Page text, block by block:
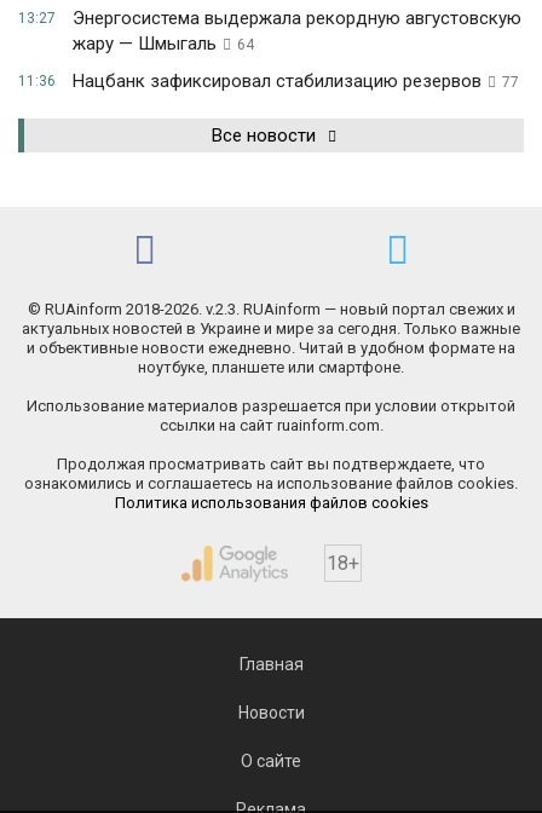
13:27
Энергосистема выдержала рекордную августовскую
жару — Шмыгаль
64
11:36 Нацбанк зафиксировал стабилизацию резервов 77
Все новости
© RUAinform 2018-2026. v.2.3. RUAinform — новый портал свежих и
актуальных новостей в Украине и мире за сегодня. Только важные
и объективные новости ежедневно. Читай в удобном формате на
ноутбуке, планшете или смартфоне.
Использование материалов разрешается при условии открытой
ссылки на сайт ruainform.com.
Продолжая просматривать сайт вы подтверждаете, что
ознакомились и соглашаетесь на использование файлов cookies.
Политика использования файлов cookies
18+
Главная
Новости
О сайте